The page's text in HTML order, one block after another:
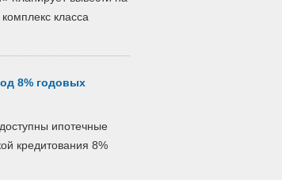
класса
8% годовых
ипотечные
кредитования 8%